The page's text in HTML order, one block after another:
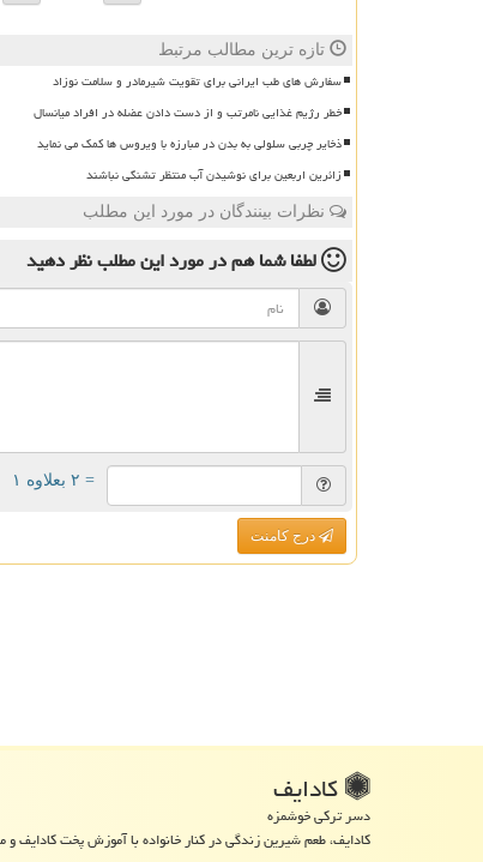
تازه ترین مطالب مرتبط
سفارش های طب ایرانی برای تقویت شیرمادر و سلامت نوزاد
خطر رژیم غذایی نامرتب و از دست دادن عضله در افراد میانسال
ذخایر چربی سلولی به بدن در مبارزه با ویروس ها کمک می نماید
زائرین اربعین برای نوشیدن آب منتظر تشنگی نباشند
نظرات بینندگان در مورد این مطلب
لطفا شما همدر مورد این مطلبنظر دهید
= ۲ بعلاوه ۱
درج کامنت
كادایف
دسر ترکی خوشمزه
کادایف، طعم شیرین زندگی در کنار خانواده با آموزش پخت کادایف و